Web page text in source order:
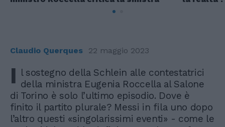
Claudio Querques 22 maggio 2023
I l sostegno della Schlein alle contestatrici
della ministra Eugenia Roccella al Salone
di Torino è solo l’ultimo episodio. Dove è
finito il partito plurale? Messi in fila uno dopo
l’altro questi «singolarissimi eventi» - come le